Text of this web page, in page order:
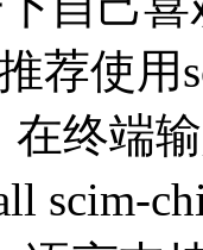
荐使
终端
scim-